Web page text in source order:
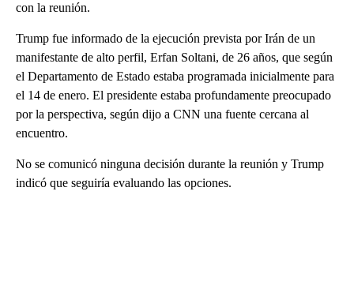
con la reunión.
Trump fue informado de la ejecución prevista por Irán de un
manifestante de alto perfil, Erfan Soltani, de 26 años, que según
el Departamento de Estado estaba programada inicialmente para
el 14 de enero. El presidente estaba profundamente preocupado
por la perspectiva, según dijo a CNN una fuente cercana al
encuentro.
No se comunicó ninguna decisión durante la reunión y Trump
indicó que seguiría evaluando las opciones.